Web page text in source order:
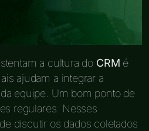
a cultura do CRM é
ajudam a integrar a
equipe. Um bom ponto de
regulares. Nesses
discutir os dados coletados